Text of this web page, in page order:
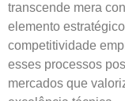
transcende mera
elemento
competitividade
esses processos
mercados que